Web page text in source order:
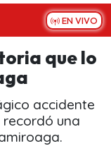
EN VIVO
que lo
accidente
una